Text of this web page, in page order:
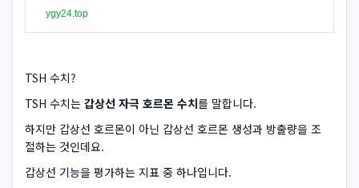
ygy24.top
TSH 수치?
TSH 수치는 갑상선 자극 호르몬 수치를 말합니다.
하지만 갑상선 호르몬이 아닌 갑상선 호르몬 생성과 방출량을 조
절하는 것인데요.
갑상선 기능을 평가하는 지표 중 하나입니다.